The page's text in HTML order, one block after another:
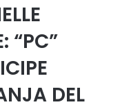
“PC”
DEL